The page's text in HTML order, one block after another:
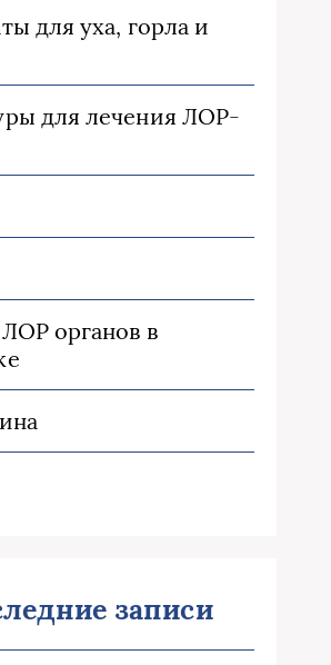
для уха, горла и
для лечения ЛОР-
органов в
записи